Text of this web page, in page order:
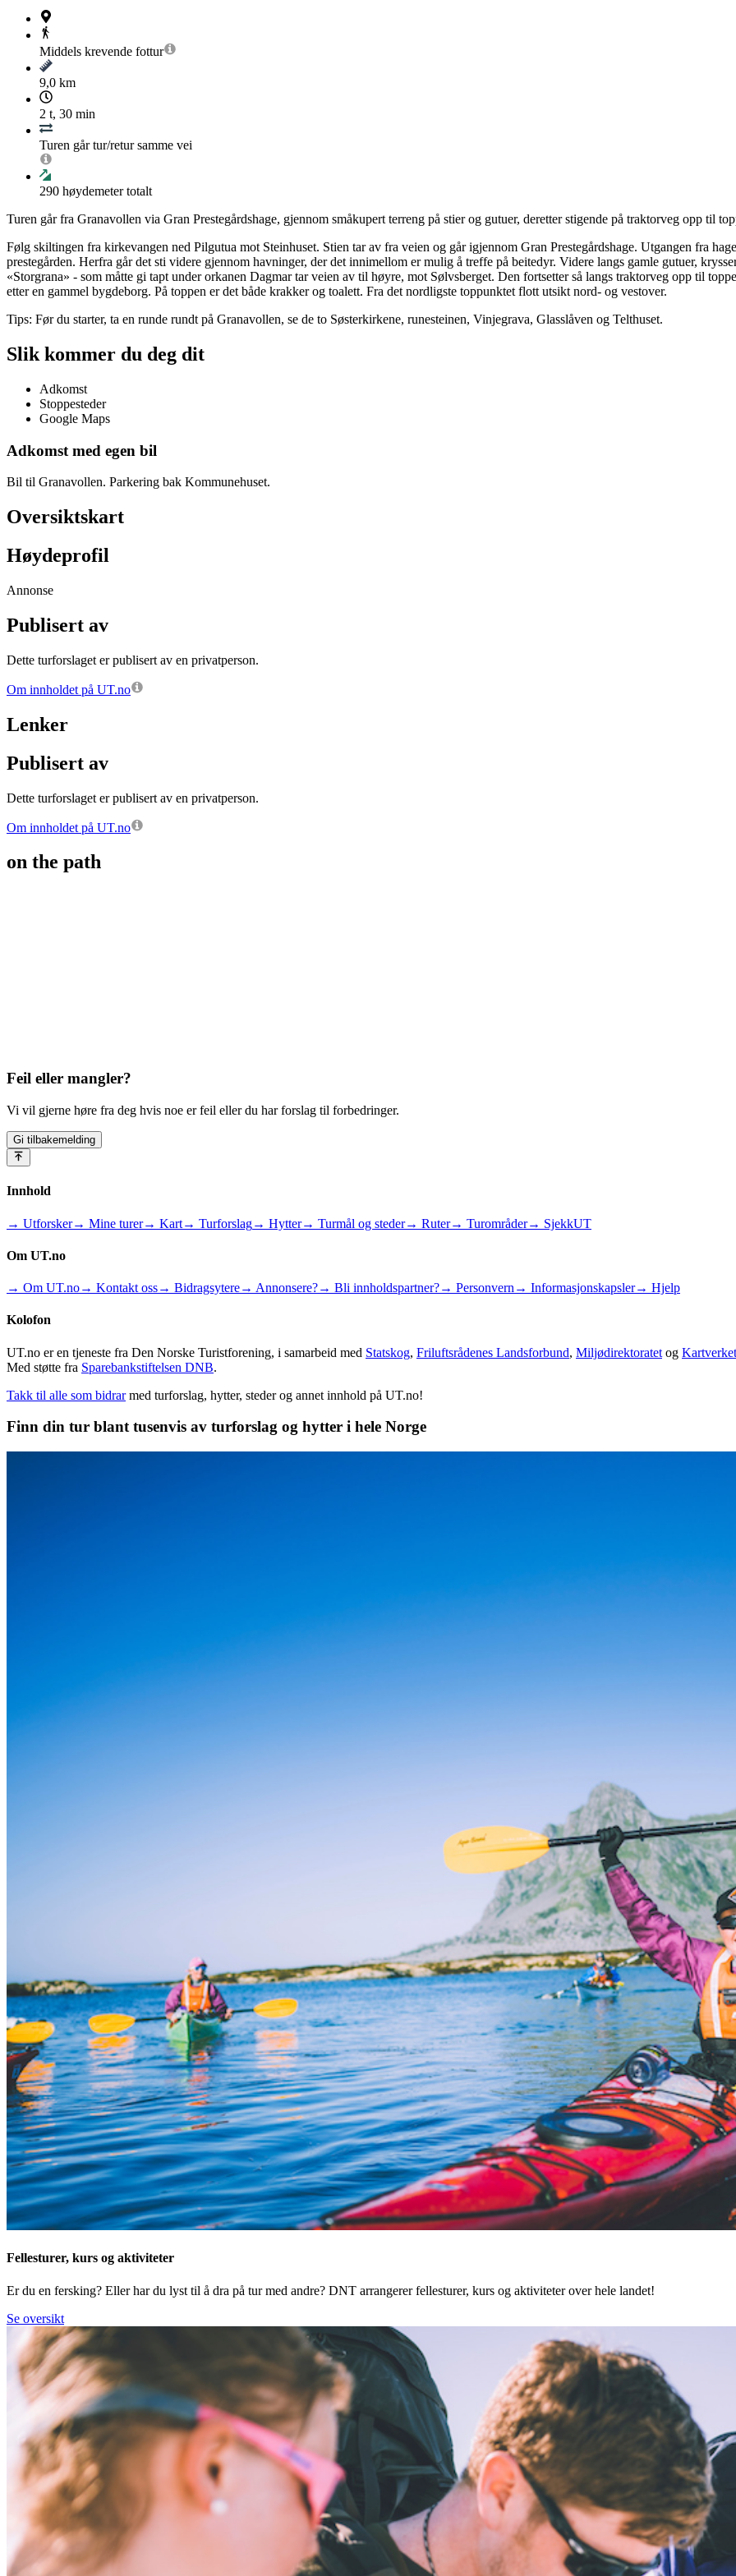
Middels krevende fottur
9,0 km
2 t, 30 min
Turen går tur/retur samme vei
290 høydemeter totalt
Turen går fra Granavollen via Gran Prestegårdshage, gjennom småkupert terreng på stier og gutuer, deretter stigende på traktorveg opp til
Følg skiltingen fra kirkevangen ned Pilgutua mot Steinhuset. Stien tar av fra veien og går igjennom Gran Prestegårdshage. Utgangen fra
prestegården. Herfra går det sti videre gjennom havninger, der det innimellom er mulig å treffe på beitedyr. Videre langs gamle gutuer,
«Storgrana» - som måtte gi tapt under orkanen Dagmar tar veien av til høyre, mot Sølvsberget. Den fortsetter så langs traktorveg opp til
etter en gammel bygdeborg. På toppen er det både krakker og toalett. Fra det nordligste toppunktet flott utsikt nord- og vestover.
Tips: Før du starter, ta en runde rundt på Granavollen, se de to Søsterkirkene, runesteinen, Vinjegrava, Glasslåven og Telthuset.
Slik kommer du deg dit
Adkomst
Stoppesteder
Google Maps
Adkomst med egen bil
Bil til Granavollen. Parkering bak Kommunehuset.
Oversiktskart
Høydeprofil
Annonse
Publisert av
Dette turforslaget er publisert av en privatperson.
Om innholdet på UT.no
Lenker
Publisert av
Dette turforslaget er publisert av en privatperson.
Om innholdet på UT.no
on the path
Feil eller mangler?
Vi vil gjerne høre fra deg hvis noe er feil eller du har forslag til forbedringer.
Gi tilbakemelding
Innhold
→ Utforsker→ Mine turer→ Kart→ Turforslag→ Hytter→ Turmål og steder→ Ruter→ Turområder→ SjekkUT
Om UT.no
→ Om UT.no→ Kontakt oss→ Bidragsytere→ Annonsere?→ Bli innholdspartner?→ Personvern → Informasjonskapsler→ Hjelp
Kolofon
UT.no er en tjeneste fra Den Norske Turistforening, i samarbeid med Statskog, Friluftsrådenes Landsforbund, Miljødirektoratet og Kartverket
Med støtte fra Sparebankstiftelsen DNB.
Takk til alle som bidrar med turforslag, hytter, steder og annet innhold på UT.no!
Finn din tur blant tusenvis av turforslag og hytter i hele Norge
Fellesturer, kurs og aktiviteter
Er du en fersking? Eller har du lyst til å dra på tur med andre? DNT arrangerer fellesturer, kurs og aktiviteter over hele landet!
Se oversikt